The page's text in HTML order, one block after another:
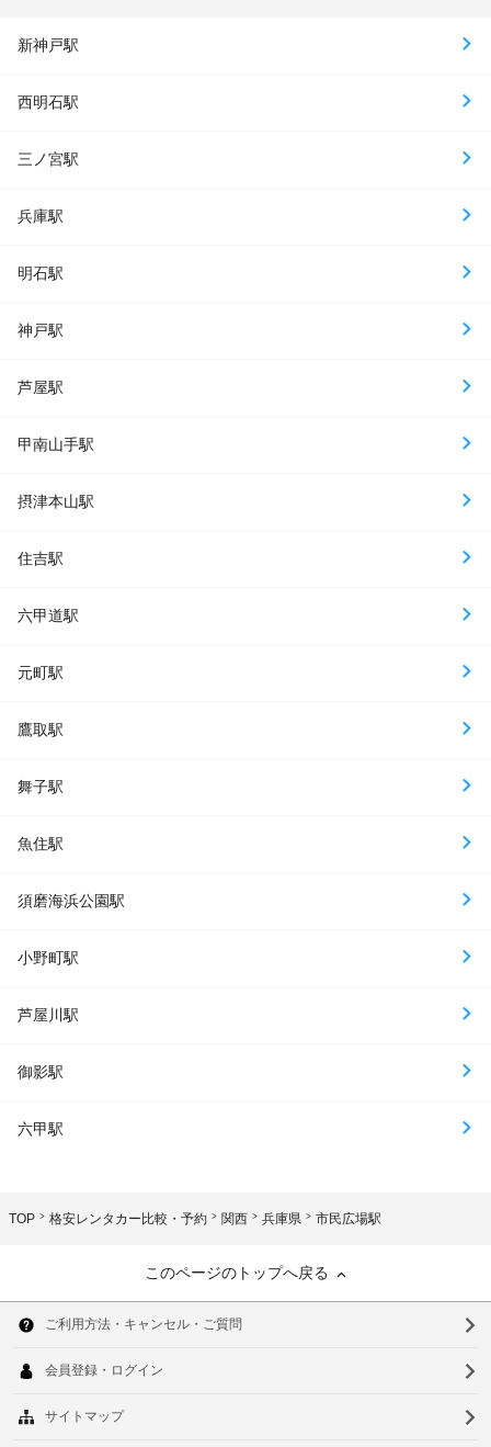
新神戸駅
西明石駅
三ノ宮駅
兵庫駅
明石駅
神戸駅
芦屋駅
甲南山手駅
摂津本山駅
住吉駅
六甲道駅
元町駅
鷹取駅
舞子駅
魚住駅
須磨海浜公園駅
小野町駅
芦屋川駅
御影駅
六甲駅
TOP 格安レンタカー比較・予約 関西 兵庫県 市民広場駅
このページのトップへ戻る